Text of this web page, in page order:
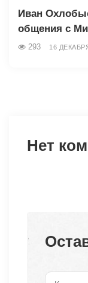
Иван
общения с
293 16
Нет